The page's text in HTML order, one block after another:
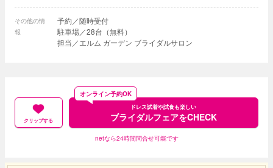
その他の情
報
予約／随時受付
駐車場／28台（無料）
担当／エルム ガーデン ブライダルサロン
クリップする
ドレス試着や試食も楽しい
ブライダルフェアをCHECK
オンライン予約OK
netなら24時間問合せ可能です